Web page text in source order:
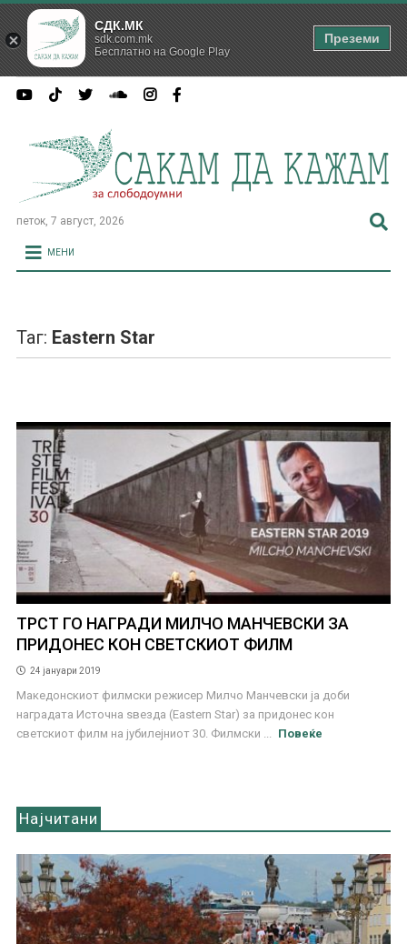
петок, 7 август, 2026
МЕНИ
Таг: Eastern Star
ТРСТ ГО НАГРАДИ МИЛЧО МАНЧЕВСКИ ЗА
ПРИДОНЕС КОН СВЕТСКИОТ ФИЛМ
24 јануари 2019
Македонскиот филмски режисер Милчо Манчевски ја доби
наградата Источна ѕвезда (Eastern Star) за придонес кон
светскиот филм на јубилејниот 30. Филмски ...
Повеќе
Најчитани
СДК.МК
sdk.com.mk
Бесплатно на Google Play
Преземи